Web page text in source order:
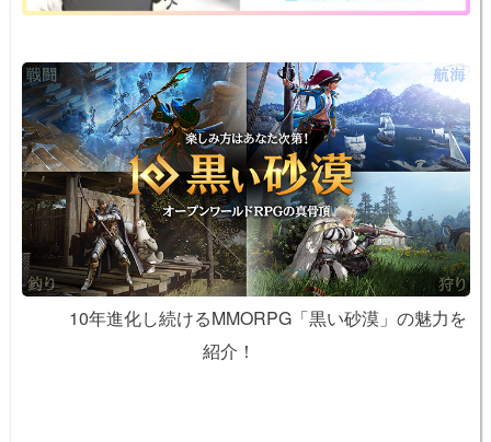
10年進化し続けるMMORPG「黒い砂漠」の魅力を
紹介！